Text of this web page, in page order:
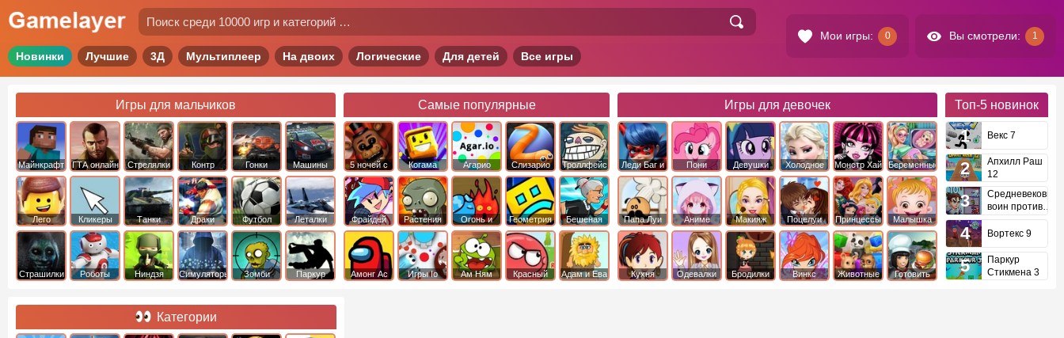
Мои игры: 0 Вы смотрели: 1
Новинки Лучшие 3Д Мультиплеер На двоих Логические Для детей Все игры
Игры для мальчиков
Майнкрафт ГТА онлайн Стрелялки
Контр
Страйк
Гонки Машины
Лего Кликеры Танки Драки Футбол Леталки
Страшилки Роботы Ниндзя Симуляторы Зомби Паркур
Самые популярные
5 ночей с
фредди
Когама Агарио Слизарио
Троллфейс
квест
Фрайдей
Найт
Фанкин
Растения
против
Зомби
Огонь и
Вода
Геометрия
Даш
Бешеная
бабка
сбежала из
психушки
Амонг Ас Игры Io Ам Ням
Красный
Адам и Ева
Игры для девочек
Леди Баг и
Супер Кот
Пони
Дружба это
Девушки
Эквестрии
Холодное
Сердце
Монстр Хай Беременные
Папа Луи Аниме Макияж Поцелуи
Принцессы
Диснея
Малышка
Хейзел
Кухня
Одевалки Бродилки Винкс Животные
Готовить
Топ-5 новинок
Векс 7
Апхилл Раш
12
Средневековый
воин против
Вортекс 9
Паркур
Стикмена 3
Категории